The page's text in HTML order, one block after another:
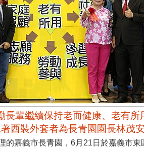
輩繼續保持老而健康、老有所
西裝外套者為長青園園長林茂
的嘉義市長青園，6月21日於嘉義市東